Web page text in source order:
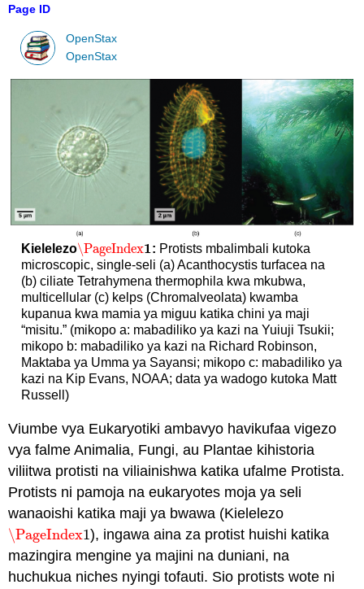
Page ID
OpenStax
OpenStax
Kielelezo\PageIndex1
\PageIndex1: Protists mbalimbali kutoka
microscopic, single-seli (a) Acanthocystis turfacea na
(b) ciliate Tetrahymena thermophila kwa mkubwa,
multicellular (c) kelps (Chromalveolata) kwamba
kupanua kwa mamia ya miguu katika chini ya maji
“misitu.” (mikopo a: mabadiliko ya kazi na Yuiuji Tsukii;
mikopo b: mabadiliko ya kazi na Richard Robinson,
Maktaba ya Umma ya Sayansi; mikopo c: mabadiliko ya
kazi na Kip Evans, NOAA; data ya wadogo kutoka Matt
Russell)
Viumbe vya Eukaryotiki ambavyo havikufaa vigezo
vya falme Animalia, Fungi, au Plantae kihistoria
viliitwa protisti na viliainishwa katika ufalme Protista.
Protists ni pamoja na eukaryotes moja ya seli
wanaoishi katika maji ya bwawa (Kielelezo
\PageIndex1
\PageIndex1), ingawa aina za protist huishi katika
mazingira mengine ya majini na duniani, na
huchukua niches nyingi tofauti. Sio protists wote ni